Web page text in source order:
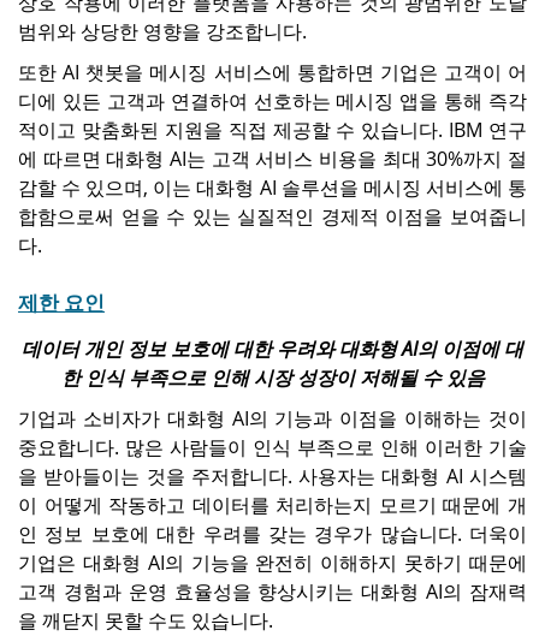
범위와 상당한 영향을 강조합니다.
또한 AI 챗봇을 메시징 서비스에 통합하면 기업은 고객이 어
디에 있든 고객과 연결하여 선호하는 메시징 앱을 통해 즉각
적이고 맞춤화된 지원을 직접 제공할 수 있습니다. IBM 연구
에 따르면 대화형 AI는 고객 서비스 비용을 최대 30%까지 절
감할 수 있으며, 이는 대화형 AI 솔루션을 메시징 서비스에 통
합함으로써 얻을 수 있는 실질적인 경제적 이점을 보여줍니
다.
제한 요인
데이터 개인 정보 보호에 대한 우려와 대화형 AI의 이점에 대
한 인식 부족으로 인해 시장 성장이 저해될 수 있음
기업과 소비자가 대화형 AI의 기능과 이점을 이해하는 것이
중요합니다. 많은 사람들이 인식 부족으로 인해 이러한 기술
을 받아들이는 것을 주저합니다. 사용자는 대화형 AI 시스템
이 어떻게 작동하고 데이터를 처리하는지 모르기 때문에 개
인 정보 보호에 대한 우려를 갖는 경우가 많습니다. 더욱이
기업은 대화형 AI의 기능을 완전히 이해하지 못하기 때문에
고객 경험과 운영 효율성을 향상시키는 대화형 AI의 잠재력
을 깨닫지 못할 수도 있습니다.